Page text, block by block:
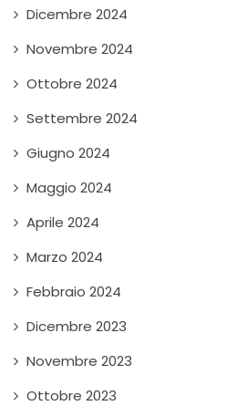
Dicembre 2024
Novembre 2024
Ottobre 2024
Settembre 2024
Giugno 2024
Maggio 2024
Aprile 2024
Marzo 2024
Febbraio 2024
Dicembre 2023
Novembre 2023
Ottobre 2023